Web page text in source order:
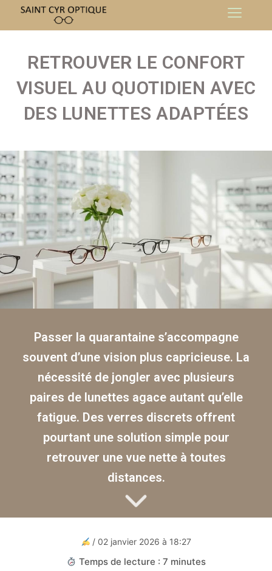
RETROUVER LE CONFORT
VISUEL AU QUOTIDIEN AVEC
DES LUNETTES ADAPTÉES
Passer la quarantaine s’accompagne
souvent d’une vision plus capricieuse. La
nécessité de jongler avec plusieurs
paires de lunettes agace autant qu’elle
fatigue. Des verres discrets offrent
pourtant une solution simple pour
retrouver une vue nette à toutes
distances.
/ 02 janvier 2026 à 18:27
Temps de lecture : 7 minutes